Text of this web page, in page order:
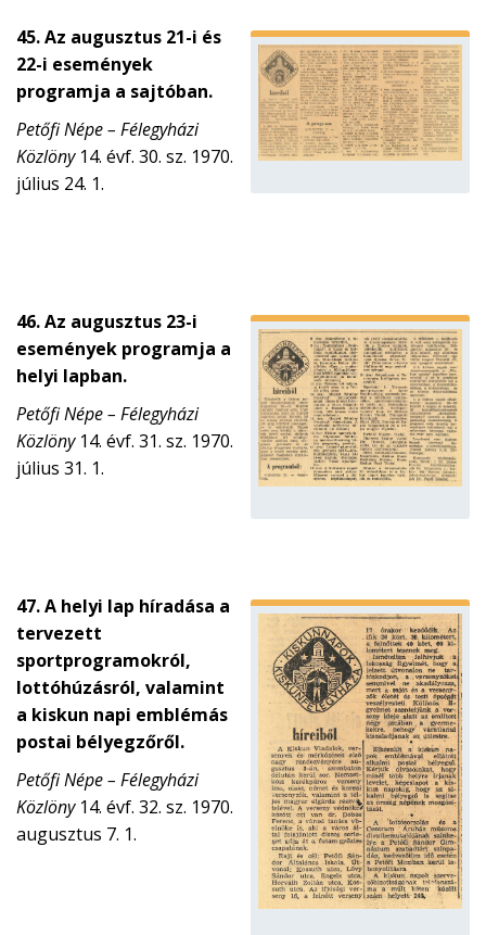
45. Az augusztus 21-i és
22-i események
programja a sajtóban.
Petőfi Népe – Félegyházi
Közlöny14. évf. 30. sz. 1970.
július 24. 1.
46. Az augusztus 23-i
események programja a
helyi lapban.
Petőfi Népe – Félegyházi
Közlöny14. évf. 31. sz. 1970.
július 31. 1.
47. A helyi lap híradása a
tervezett
sportprogramokról,
lottóhúzásról, valamint
a kiskun napi emblémás
postai bélyegzőről.
Petőfi Népe – Félegyházi
Közlöny14. évf. 32. sz. 1970.
augusztus 7. 1.